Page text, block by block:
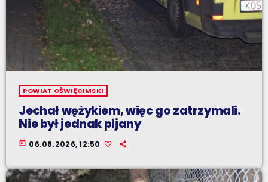
POWIAT OŚWIĘCIMSKI
Jechał wężykiem, więc go zatrzymali.
Nie był jednak pijany
today 06.08.2026, 12:50